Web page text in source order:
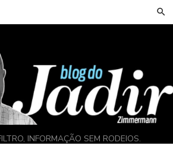
INFORMAÇÃO SEM RODEIOS.